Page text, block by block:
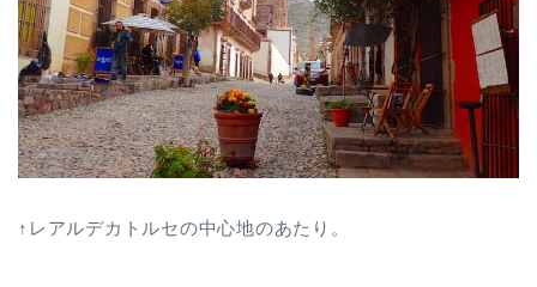
↑レアルデカトルセの中心地のあたり。